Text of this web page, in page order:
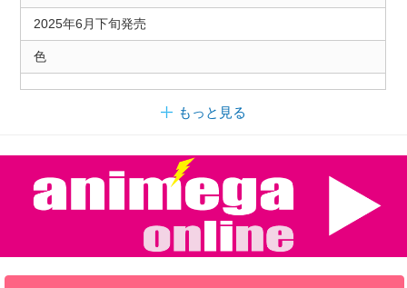
2025年6月下旬発売
色
もっと見る